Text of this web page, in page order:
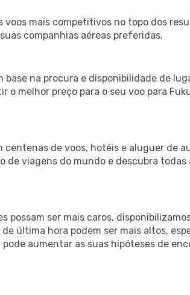
voos mais competitivos no topo dos
companhias aéreas preferidas.
na procura e disponibilidade de
melhor preço para o seu voo para
de voos, hotéis e aluguer de
viagens do mundo e descubra todas
ser mais caros,
última hora podem ser mais altos,
aumentar as suas hipóteses de